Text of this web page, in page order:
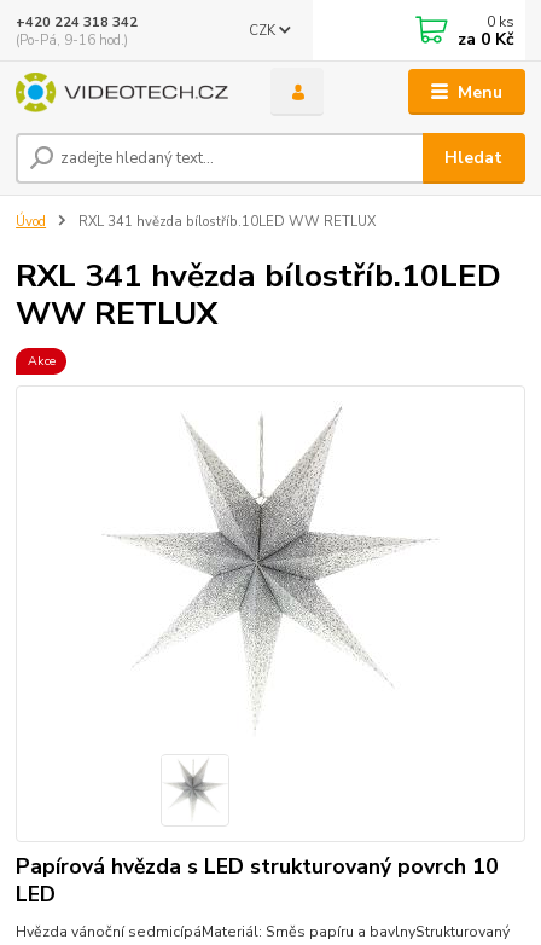
Menu
CZK
Hledat
+420 224 318 342
(Po-Pá, 9-16 hod.)
0 ks
za 0 Kč
Úvod RXL 341 hvězda bílostříb.10LED WW RETLUX
RXL 341 hvězda bílostříb.10LED
WW RETLUX
Akce
Papírová hvězda s LED strukturovaný povrch 10
LED
Hvězda vánoční sedmicípáMateriál: Směs papíru a bavlnyStrukturovaný